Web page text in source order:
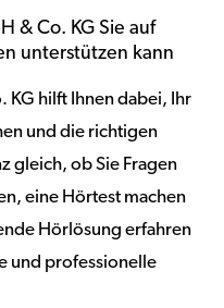
& Co. KG Sie auf
unterstützen kann
KG hilft Ihnen dabei, Ihr
und die richtigen
gleich, ob Sie Fragen
eine Hörtest machen
Hörlösung erfahren
und professionelle